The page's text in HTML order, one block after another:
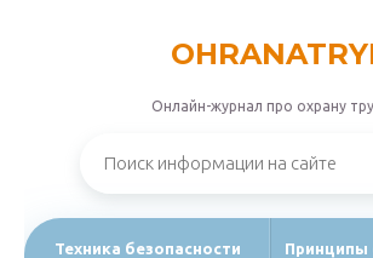
Онлайн-журнал про охрану
Техника безопасности Принципы